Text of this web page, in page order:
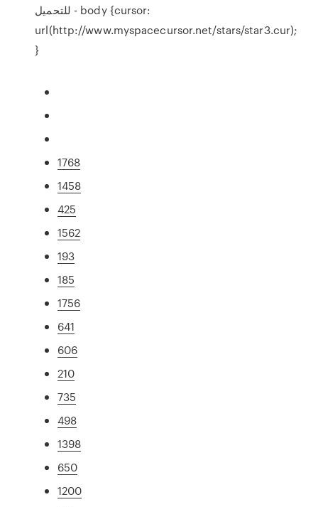
للتحميل - body {cursor:
url(http://www.myspacecursor.net/stars/star3.cur);
}
1768
1458
425
1562
193
185
1756
641
606
210
735
498
1398
650
1200